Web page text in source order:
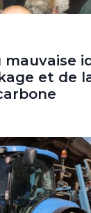
mauvaise
et de